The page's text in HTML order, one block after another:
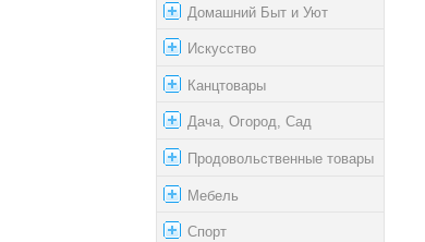
Домашний Быт и Уют
Искусство
Канцтовары
Дача, Огород, Сад
Продовольственные товары
Мебель
Спорт